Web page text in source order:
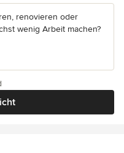
renovieren oder
wenig Arbeit machen?